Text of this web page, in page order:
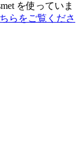
を使っていま
らをご覧くださ